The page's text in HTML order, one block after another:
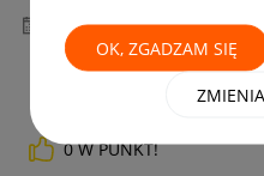
OK, ZGADZAM SIĘ
‎05-06-2024 16:17
0W PUNKT!